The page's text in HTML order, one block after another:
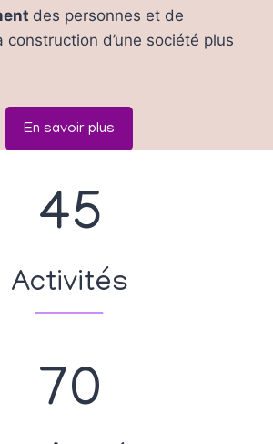
des personnes et de
d’une société plus
En savoir plus
45
Activités
70